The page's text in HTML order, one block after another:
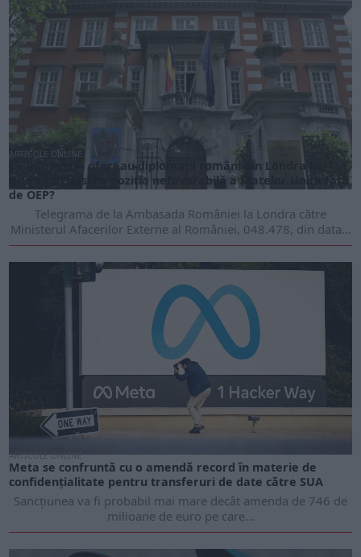
ARTICOLE ONLINE
Ce informații ofereau diplomații români din Londra la
București despre poziția nefavorabilă a Statelor Unite față
de OEP?
Telegrama de la Ambasada României la Londra către
Ministerul Afacerilor Externe al României, 048.478, din data...
ARTICOLE ONLINE
Meta se confruntă cu o amendă record în materie de
confidențialitate pentru transferuri de date către SUA
Sancțiunea va fi probabil mai mare decât amenda de 746 de
milioane de euro pe care...